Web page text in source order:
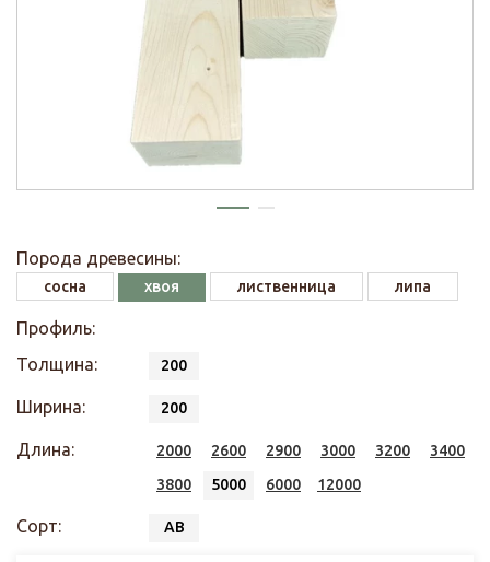
Порода древесины:
сосна хвоя лиственница липа
Профиль:
Толщина:
200
Ширина: 200
Длина: 2000 2600 2900 3000 3200
3400
3800
5000 6000 12000
Сорт: АВ